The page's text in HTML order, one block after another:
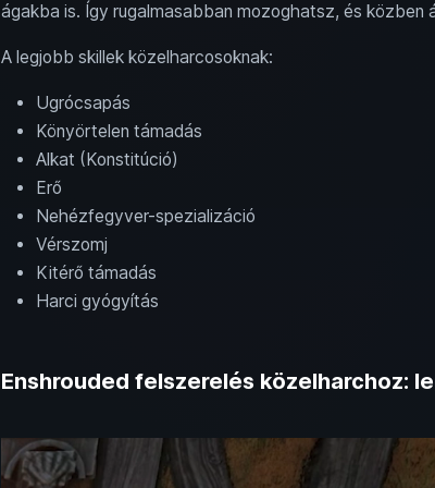
ágakba is. Így rugalmasabban mozoghatsz, és közben
A legjobb skillek közelharcosoknak:
Ugrócsapás
Könyörtelen támadás
Alkat (Konstitúció)
Erő
Nehézfegyver-spezializáció
Vérszomj
Kitérő támadás
Harci gyógyítás
Enshrouded felszerelés közelharchoz: